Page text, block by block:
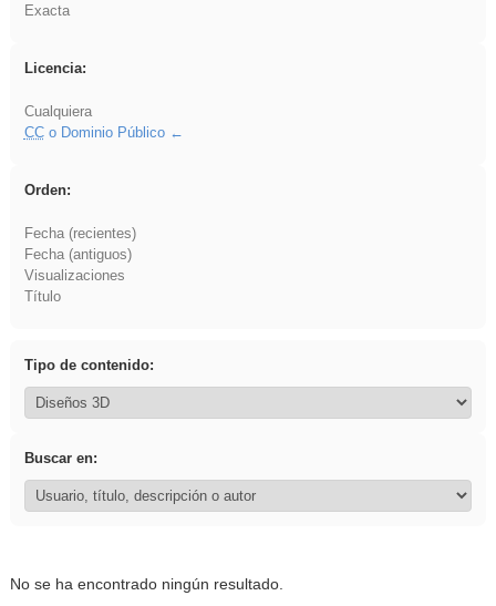
Exacta
Licencia:
Cualquiera
CCo Dominio Público
Orden:
Fecha (recientes)
Fecha (antiguos)
Visualizaciones
Título
Tipo de contenido:
Buscar en:
No se ha encontrado ningún resultado.